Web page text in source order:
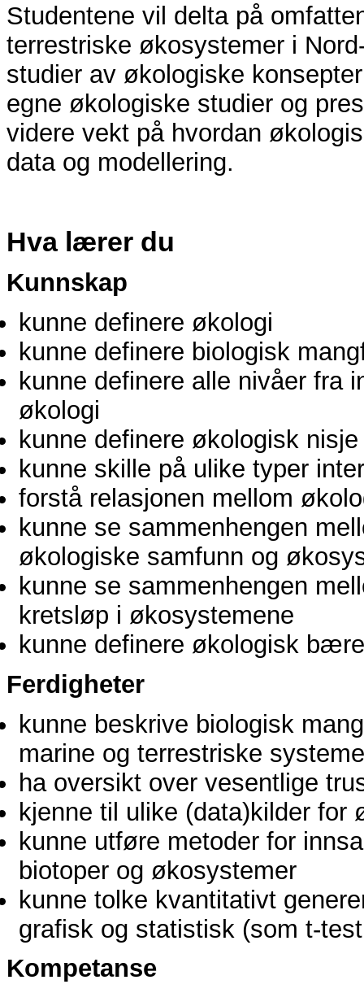
Studentene vil delta på
terrestriske økosystemer i
studier av økologiske
egne økologiske studier og
videre vekt på hvordan
data og modellering.
Hva lærer du
Kunnskap
kunne definere økologi
kunne definere biologisk
kunne definere alle nivåer fra
økologi
kunne definere økologisk
kunne skille på ulike typer
forstå relasjonen mellom
kunne se sammenhengen
økologiske samfunn og
kunne se sammenhengen
kretsløp i økosystemene
kunne definere økologisk
Ferdigheter
kunne beskrive biologisk
marine og terrestriske
ha oversikt over vesentlige
kjenne til ulike (data)kilder for
kunne utføre metoder for
biotoper og økosystemer
kunne tolke kvantitativt
grafisk og statistisk (som t-
Kompetanse